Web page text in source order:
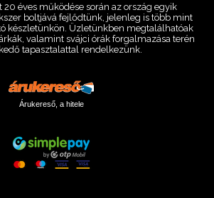
éves működése során az ország egyik
boltjává fejlődtünk, jelenleg is több mint
készletünkön. Üzletünkben megtalálhatóak
valamint svájci órák forgalmazása terén
tapasztalattal rendelkezünk.
Árukereső, a hitele